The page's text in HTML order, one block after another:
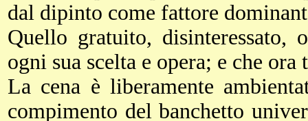
dal dipinto come fattore
Quello gratuito,
ogni sua scelta e opera; e che
La cena è liberamente
compimento del banchetto